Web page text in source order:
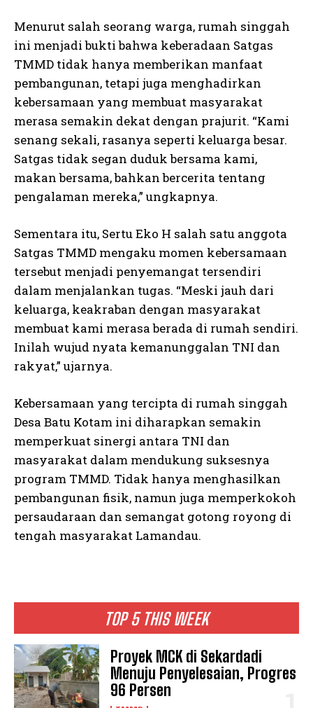
TOP 5 THIS WEEK
Proyek MCK di Sekardadi
Menuju Penyelesaian, Progres
96 Persen
Menurut salah seorang warga, rumah singgah
ini menjadi bukti bahwa keberadaan Satgas
TMMD tidak hanya memberikan manfaat
pembangunan, tetapi juga menghadirkan
kebersamaan yang membuat masyarakat
merasa semakin dekat dengan prajurit. “Kami
senang sekali, rasanya seperti keluarga besar.
Satgas tidak segan duduk bersama kami,
makan bersama, bahkan bercerita tentang
pengalaman mereka,” ungkapnya.
Sementara itu, Sertu Eko H salah satu anggota
Satgas TMMD mengaku momen kebersamaan
tersebut menjadi penyemangat tersendiri
dalam menjalankan tugas. “Meski jauh dari
keluarga, keakraban dengan masyarakat
membuat kami merasa berada di rumah sendiri.
Inilah wujud nyata kemanunggalan TNI dan
rakyat,” ujarnya.
Kebersamaan yang tercipta di rumah singgah
Desa Batu Kotam ini diharapkan semakin
memperkuat sinergi antara TNI dan
masyarakat dalam mendukung suksesnya
program TMMD. Tidak hanya menghasilkan
pembangunan fisik, namun juga memperkokoh
persaudaraan dan semangat gotong royong di
tengah masyarakat Lamandau.